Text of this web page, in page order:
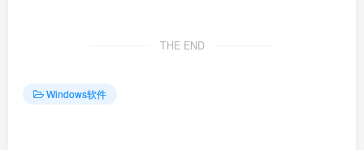
THE END
Windows软件